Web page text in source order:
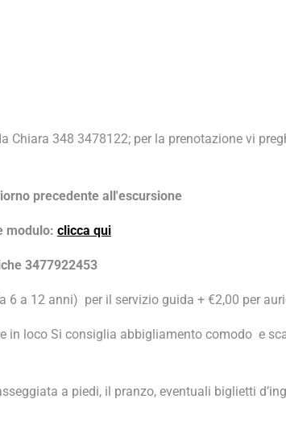
Chiara 348 3478122; per la prenotazione vi
precedente all'escursione
modulo: clicca qui
3477922453
6 a 12 anni) per il servizio guida + €2,00 per
in loco Si consiglia abbigliamento comodo e
a piedi, il pranzo, eventuali biglietti